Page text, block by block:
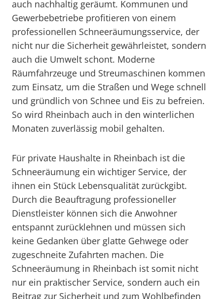
auch nachhaltig geräumt. Kommunen und
Gewerbebetriebe profitieren von einem
professionellen Schneeräumungsservice, der
nicht nur die Sicherheit gewährleistet, sondern
auch die Umwelt schont. Moderne
Räumfahrzeuge und Streumaschinen kommen
zum Einsatz, um die Straßen und Wege schnell
und gründlich von Schnee und Eis zu befreien.
So wird Rheinbach auch in den winterlichen
Monaten zuverlässig mobil gehalten.
Für private Haushalte in Rheinbach ist die
Schneeräumung ein wichtiger Service, der
ihnen ein Stück Lebensqualität zurückgibt.
Durch die Beauftragung professioneller
Dienstleister können sich die Anwohner
entspannt zurücklehnen und müssen sich
keine Gedanken über glatte Gehwege oder
zugeschneite Zufahrten machen. Die
Schneeräumung in Rheinbach ist somit nicht
nur ein praktischer Service, sondern auch ein
Beitrag zur Sicherheit und zum Wohlbefinden